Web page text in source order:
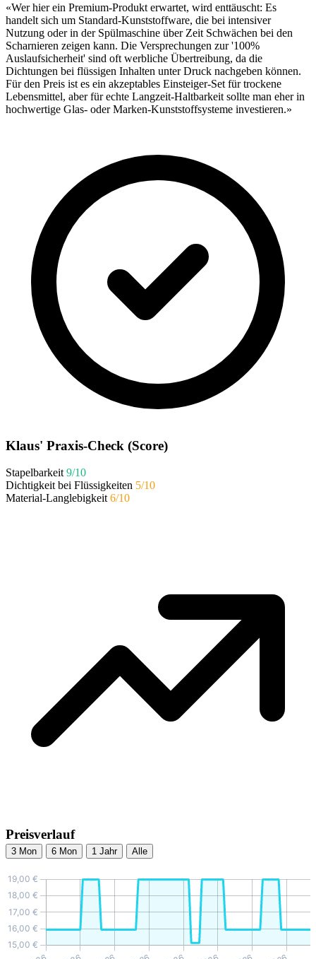
«Wer hier ein Premium-Produkt erwartet, wird enttäuscht: Es
handelt sich um Standard-Kunststoffware, die bei intensiver
Nutzung oder in der Spülmaschine über Zeit Schwächen bei den
Scharnieren zeigen kann. Die Versprechungen zur '100%
Auslaufsicherheit' sind oft werbliche Übertreibung, da die
Dichtungen bei flüssigen Inhalten unter Druck nachgeben können.
Für den Preis ist es ein akzeptables Einsteiger-Set für trockene
Lebensmittel, aber für echte Langzeit-Haltbarkeit sollte man eher in
hochwertige Glas- oder Marken-Kunststoffsysteme investieren.»
Klaus' Praxis-Check (Score)
Stapelbarkeit 9/10
Dichtigkeit bei Flüssigkeiten 5/10
Material-Langlebigkeit 6/10
Preisverlauf
3 Mon 6 Mon 1 Jahr Alle